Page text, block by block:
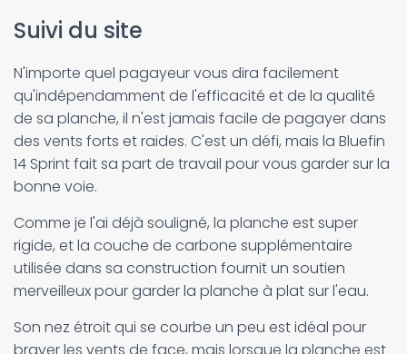
Suivi du site
N'importe quel pagayeur vous dira facilement
qu'indépendamment de l'efficacité et de la qualité
de sa planche, il n'est jamais facile de pagayer dans
des vents forts et raides. C'est un défi, mais la Bluefin
14 Sprint fait sa part de travail pour vous garder sur la
bonne voie.
Comme je l'ai déjà souligné, la planche est super
rigide, et la couche de carbone supplémentaire
utilisée dans sa construction fournit un soutien
merveilleux pour garder la planche à plat sur l'eau.
Son nez étroit qui se courbe un peu est idéal pour
braver les vents de face, mais lorsque la planche est